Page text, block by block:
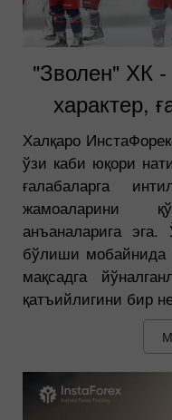
"Зволен" ХК -
характер,
Халқаро
ўзи каби юқори
ғалабаларга
жамоаларини
анъаналарига
бўлиши мобайнида
мақсадга
қатъийлигини бир